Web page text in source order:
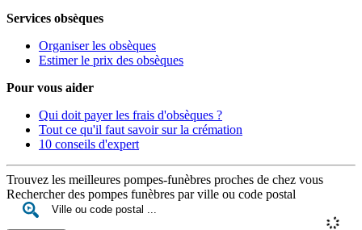
Services obsèques
Organiser les obsèques
Estimer le prix des obsèques
Pour vous aider
Qui doit payer les frais d'obsèques ?
Tout ce qu'il faut savoir sur la crémation
10 conseils d'expert
Trouvez les meilleures pompes-funèbres proches de chez vous
Rechercher des pompes funèbres par ville ou code postal